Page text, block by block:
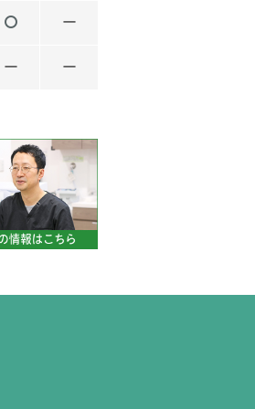
ー
ー ー